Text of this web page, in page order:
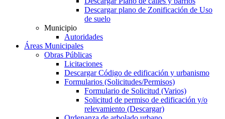
Descargar plano de Zonificación de Uso
de suelo
Municipio
Autoridades
Áreas Municipales
Obras Públicas
Licitaciones
Descargar Código de edificación y urbanismo
Formularios (Solicitudes/Permisos)
Formulario de Solicitud (Varios)
Solicitud de permiso de edificación y/o
relevamiento (Descargar)